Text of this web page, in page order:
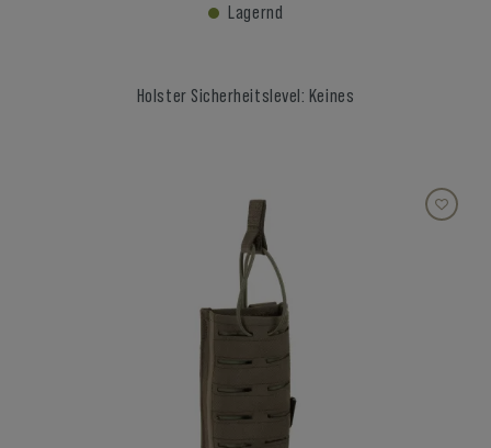
Lagernd
Holster Sicherheitslevel: Keines